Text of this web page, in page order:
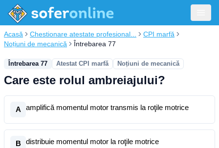
Acasă Chestionare atestate profesional...
CPI marfă
Noțiuni de mecanică
Întrebarea 77
Întrebarea 77 Atestat CPI marfă Noțiuni de mecanică
Care este rolul ambreiajului?
A amplifică momentul motor transmis la roţile motrice
B distribuie momentul motor la roţile motrice